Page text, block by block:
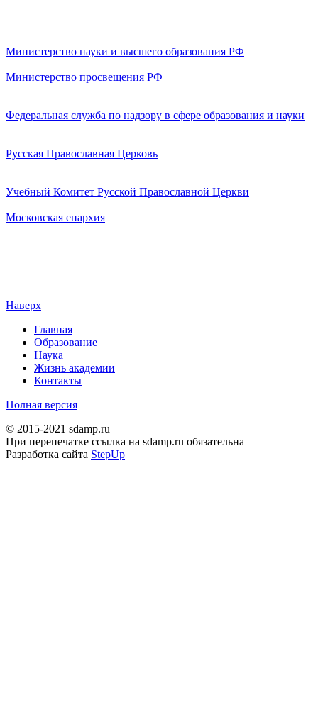
Министерство науки и высшего образования РФ
Министерство просвещения РФ
Федеральная служба по надзору в сфере образования и науки
Русская Православная Церковь
Учебный Комитет Русской Православной Церкви
Московская епархия
Наверх
Главная
Образование
Наука
Жизнь академии
Контакты
Полная версия
© 2015-2021 sdamp.ru
При перепечатке ссылка на sdamp.ru обязательна
Разработка сайта StepUp